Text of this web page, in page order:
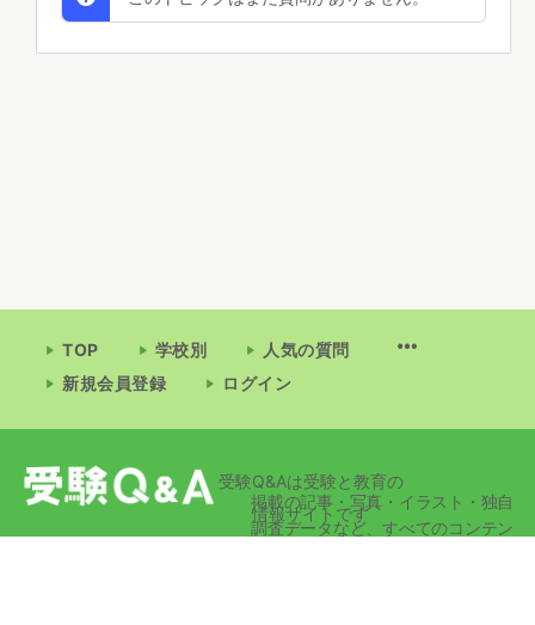
TOP 学校別
人気の質問
新規会員登録
ログイン
受験Q&Aは受験と教育の
情報サイトです
掲載の記事・写真・イラスト・独自
調査データなど、すべてのコンテン